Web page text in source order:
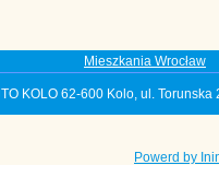
Mieszkania Wrocław
KOLO 62-600 Kolo, ul.
Powerd by